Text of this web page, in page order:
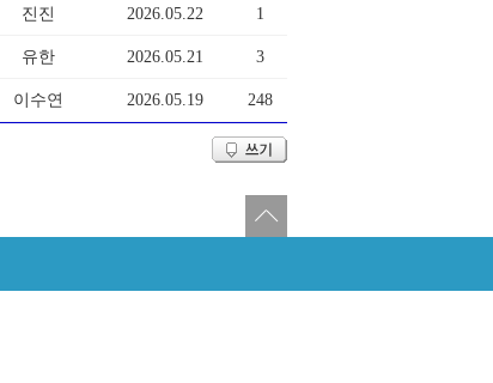
진진 2026.05.22 1
유한 2026.05.21 3
이수연 2026.05.19 248